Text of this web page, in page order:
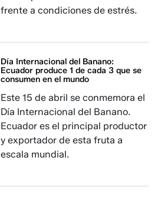
frente a condiciones de estrés.
Día Internacional del Banano:
Ecuador produce 1 de cada 3 que se
consumen en el mundo
Este 15 de abril se conmemora el
Día Internacional del Banano.
Ecuador es el principal productor
y exportador de esta fruta a
escala mundial.